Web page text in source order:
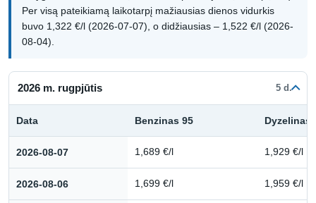
Per visą pateikiamą laikotarpį mažiausias dienos vidurkis
buvo 1,322 €/l (2026-07-07), o didžiausias – 1,522 €/l (2026-
08-04).
2026 m. rugpjūtis 5 d.
Data Benzinas 95 Dyzelinas
2026-08-07 1,689 €/l 1,929 €/l
2026-08-06 1,699 €/l 1,959 €/l